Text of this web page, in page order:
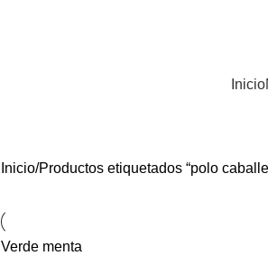
Inicio
Inicio Productos etiquetados “polo
Verde menta